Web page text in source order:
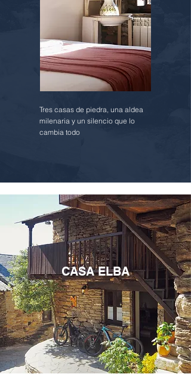
Tres casas de piedra, una aldea
milenaria y un silencio que lo
cambia todo
CASA ELBA